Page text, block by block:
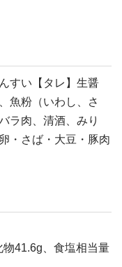
すい【タレ】生醤
魚粉（いわし、さ
ラ肉、清酒、みり
・さば・大豆・豚肉
41.6g、食塩相当量